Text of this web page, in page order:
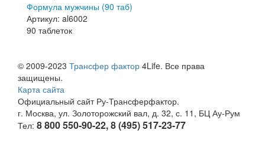
Формула мужчины (90 таб)
Артикул: al6002
90 таблеток
© 2009-2023 Трансфер фактор 4Life. Все права
защищены.
Карта сайта
Официальный сайт Ру-Трансферфактор.
г. Москва, ул. Золоторожский вал, д. 32, с. 11, БЦ Ау-Рум
Тел: 8 800 550-90-22, 8 (495) 517-23-77